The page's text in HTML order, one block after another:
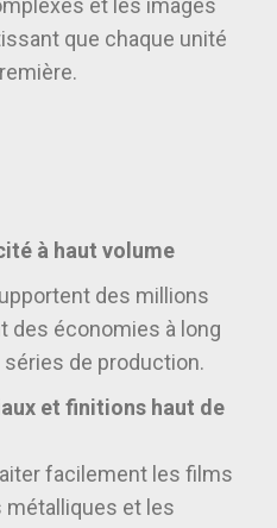
et les images
que chaque unité
à haut volume
des millions
des économies à long
de production.
et finitions haut de
facilement les films
et les